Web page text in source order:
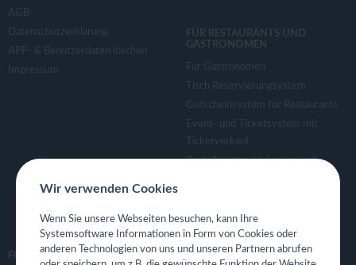
AGB
Datenschutzerklärung
APP- & Benutzerdaten löschen
Impressum
FÜR RESTAURANTS UND
GASTRONOMEN
Für Gastronomen
Tisch Reservierungsystem
Gutscheinsystem für Restaurants
Event- und Ticketsystem mit
Ticketverkauf
Bestellsystem Lieferung und
Eigene App für Restaurant
FOLGE UNS
Wir verwenden Cookies
Wenn Sie unsere Webseiten besuchen, kann Ihre
Systemsoftware Informationen in Form von Cookies oder
anderen Technologien von uns und unseren Partnern abrufen